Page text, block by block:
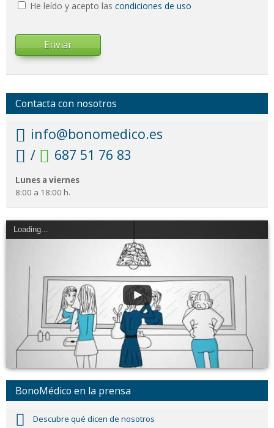
He leído y acepto las condiciones de uso
Enviar
Contacta con nosotros
info@bonomedico.es
/
687 51 76 83
Lunes a viernes
8:00 a 18:00 h.
Loading...
BonoMédico en la prensa
Descubre qué dicen de nosotros